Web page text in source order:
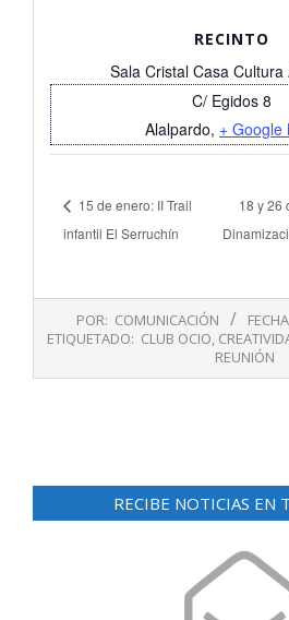
RECINTO
Sala Cristal Casa Cultura
C/ Egidos 8
Alalpardo, + Google
15 de enero: II Trail
infantil El Serruchín
18 y 26
01-
POR: COMUNICACIÓN
ETIQUETADO: CLUB OCIO,
REUNIÓN
RECIBE NOTICIAS EN